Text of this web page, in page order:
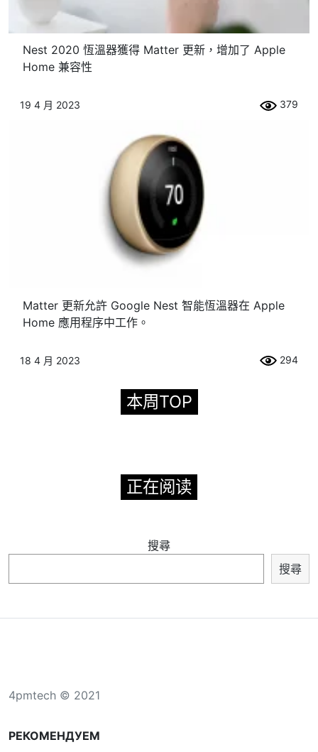
Nest 2020 恆溫器獲得 Matter 更新，增加了 Apple
Home 兼容性
19 4 月 2023 379
Matter 更新允許 Google Nest 智能恆溫器在 Apple
Home 應用程序中工作。
18 4 月 2023 294
本周TOP
正在阅读
搜尋
搜尋
4pmtech © 2021
РЕКОМЕНДУЕМ